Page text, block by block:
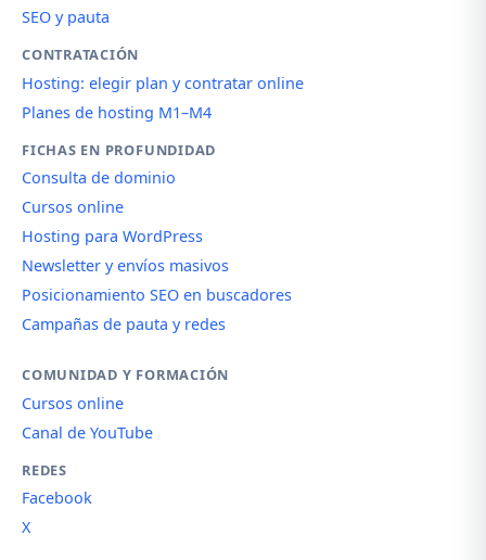
SEO y pauta
CONTRATACIÓN
Hosting: elegir plan y contratar online
Planes de hosting M1–M4
FICHAS EN PROFUNDIDAD
Consulta de dominio
Cursos online
Hosting para WordPress
Newsletter y envíos masivos
Posicionamiento SEO en buscadores
Campañas de pauta y redes
COMUNIDAD Y FORMACIÓN
Cursos online
Canal de YouTube
REDES
Facebook
X